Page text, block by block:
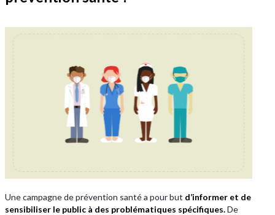
Une campagne de prévention santé a pour but d’informer et de
sensibiliser le public à des problématiques spécifiques.De